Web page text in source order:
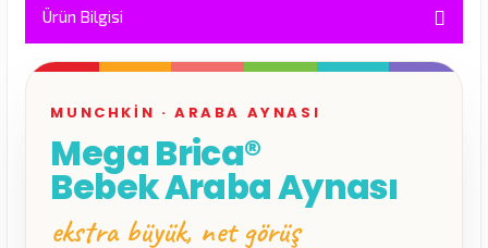
Ürün Bilgisi
MUNCHKIN · ARABA AYNASI
Mega Brica®
Bebek Araba Aynası
ekstra büyük, net görüş